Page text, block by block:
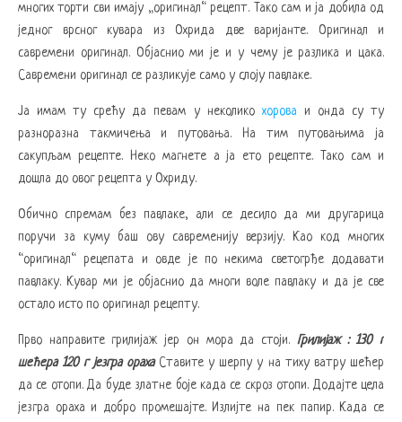
многих торти сви имају „оригинал“ рецепт. Тако сам и ја добила од
једног врсног кувара из Охрида две варијанте. Оригинал и
савремени оригинал. Објаснио ми је и у чему је разлика и цака.
Савремени оригинал се разликује само у слоју павлаке.
Ја имам ту срећу да певам у неколикохорова и онда су ту
разноразна такмичења и путовања. На тим путовањима ја
сакупљам рецепте. Неко магнете а ја ето рецепте. Тако сам и
дошла до овог рецепта у Охриду.
Обично спремам без павлаке, али се десило да ми другарица
поручи за куму баш ову савременију верзију. Као код многих
“оригинал“ рецепата и овде је по некима светогрђе додавати
павлаку. Кувар ми је објаснио да многи воле павлаку и да је све
остало исто по оригинал рецепту.
Прво направите грилијаж јер он мора да стоји. Грилијаж : 130 г
шећера 120 г језгра орахаСтавите у шерпу у на тиху ватру шећер
да се отопи. Да буде златне боје када се скроз отопи. Додајте цела
језгра ораха и добро промешајте. Излијте на пек папир. Када се